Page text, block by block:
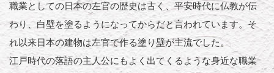
職業としての日本の左官の歴史は古く、平安時代に仏教が伝
わり、白壁を塗るようになってからだと言われています。そ
れ以来日本の建物は左官で作る塗り壁が主流でした。
江戸時代の落語の主人公にもよく出てくるような身近な職業